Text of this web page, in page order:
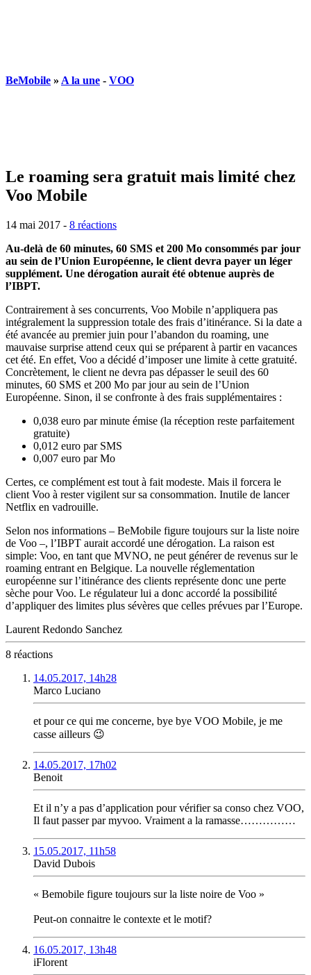
BeMobile » A la une - VOO
Le roaming sera gratuit mais limité chez
Voo Mobile
14 mai 2017 - 8 réactions
Au-delà de 60 minutes, 60 SMS et 200 Mo consommés par jour
au sein de l’Union Européenne, le client devra payer un léger
supplément. Une dérogation aurait été obtenue auprès de
l’IBPT.
Contrairement à ses concurrents, Voo Mobile n’appliquera pas
intégralement la suppression totale des frais d’itinérance. Si la date a
été avancée au premier juin pour l’abandon du roaming, une
mauvaise surprise attend ceux qui se préparent à partir en vacances
cet été. En effet, Voo a décidé d’imposer une limite à cette gratuité.
Concrètement, le client ne devra pas dépasser le seuil des 60
minutes, 60 SMS et 200 Mo par jour au sein de l’Union
Européenne. Sinon, il se confronte à des frais supplémentaires :
0,038 euro par minute émise (la réception reste parfaitement
gratuite)
0,012 euro par SMS
0,007 euro par Mo
Certes, ce complément est tout à fait modeste. Mais il forcera le
client Voo à rester vigilent sur sa consommation. Inutile de lancer
Netflix en vadrouille.
Selon nos informations – BeMobile figure toujours sur la liste noire
de Voo –, l’IBPT aurait accordé une dérogation. La raison est
simple: Voo, en tant que MVNO, ne peut générer de revenus sur le
roaming entrant en Belgique. La nouvelle réglementation
européenne sur l’itinérance des clients représente donc une perte
sèche pour Voo. Le régulateur lui a donc accordé la possibilité
d’appliquer des limites plus sévères que celles prévues par l’Europe.
Laurent Redondo Sanchez
8 réactions
14.05.2017, 14h28
Marco Luciano
et pour ce qui me concerne, bye bye VOO Mobile, je me
casse ailleurs 😉
14.05.2017, 17h02
Benoit
Et il n’y a pas d’application pour vérifier sa conso chez VOO,
Il faut passer par myvoo. Vraiment a la ramasse……………
15.05.2017, 11h58
David Dubois
« Bemobile figure toujours sur la liste noire de Voo »
Peut-on connaitre le contexte et le motif?
16.05.2017, 13h48
iFlorent